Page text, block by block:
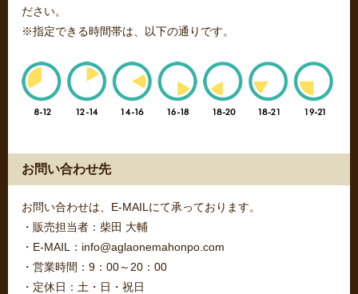
ださい。
※指定できる時間帯は、以下の通りです。
お問い合わせ先
お問い合わせは、E-MAILにて承っております。
・販売担当者：柴田 大輔
・E-MAIL：info@aglaonemahonpo.com
・営業時間：9：00～20：00
・定休日：土・日・祝日